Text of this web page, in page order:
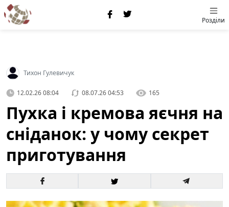
Розділи
Тихон Гулевичук
12.02.26 08:04 08.07.26 04:53 165
Пухка і кремова яєчня на
сніданок: у чому секрет
приготування